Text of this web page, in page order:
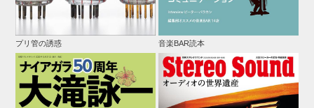
プリ管の誘惑 音楽BAR読本